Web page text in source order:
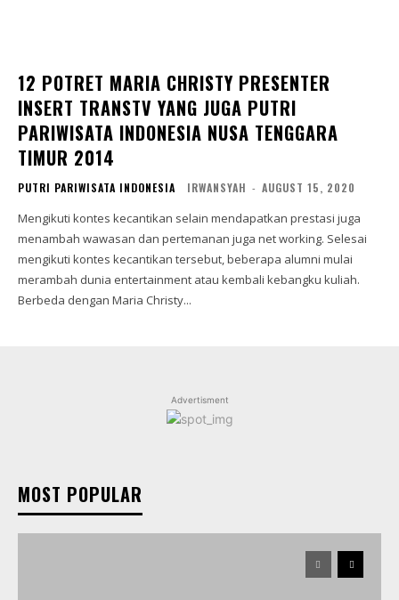
12 POTRET MARIA CHRISTY PRESENTER
INSERT TRANSTV YANG JUGA PUTRI
PARIWISATA INDONESIA NUSA TENGGARA
TIMUR 2014
PUTRI PARIWISATA INDONESIA IRWANSYAH - AUGUST 15, 2020
Mengikuti kontes kecantikan selain mendapatkan prestasi juga
menambah wawasan dan pertemanan juga net working. Selesai
mengikuti kontes kecantikan tersebut, beberapa alumni mulai
merambah dunia entertainment atau kembali kebangku kuliah.
Berbeda dengan Maria Christy...
Advertisment
MOST POPULAR